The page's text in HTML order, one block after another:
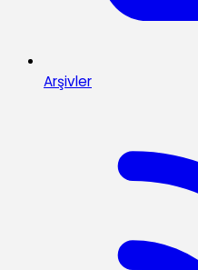
Arşivler